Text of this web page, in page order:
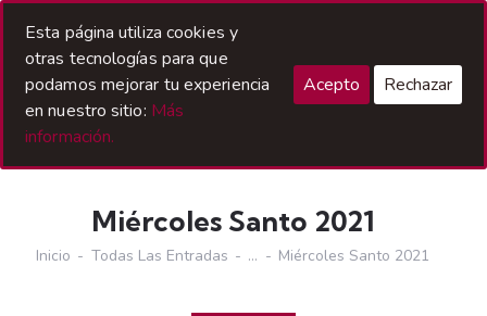
Miércoles Santo 2021
Inicio Todas Las Entradas ... Miércoles Santo 2021
Esta página utiliza cookies y
otras tecnologías para que
podamos mejorar tu experiencia
en nuestro sitio: Más
información.
Acepto Rechazar